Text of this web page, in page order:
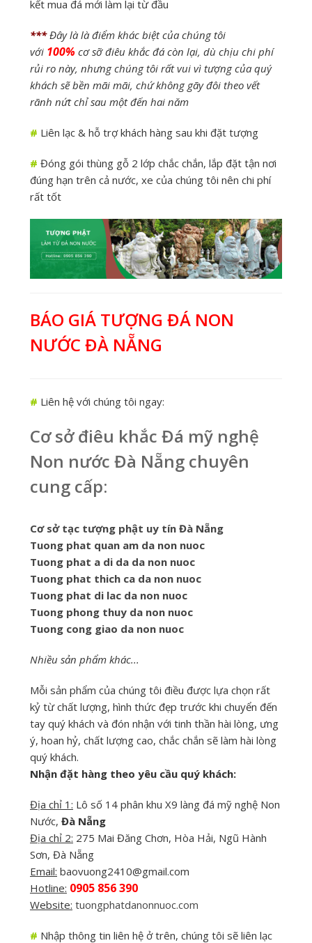
kết mua đá mới làm lại từ đầu
***Đây là là điểm khác biệt của chúng tôi
với 100% cơ sỡ điêu khắc đá còn lại, dù chịu chi phí
rủi ro này, nhưng chúng tôi rất vui vì tượng của quý
khách sẽ bền mãi mãi, chứ không gãy đôi theo vết
rãnh nứt chỉ sau một đến hai năm
# Liên lạc & hỗ trợ khách hàng sau khi đặt tượng
# Đóng gói thùng gỗ 2 lớp chắc chắn, lắp đặt tận nơi
đúng hạn trên cả nước, xe của chúng tôi nên chi phí
rất tốt
BÁO GIÁ TƯỢNG ĐÁ NON
NƯỚC ĐÀ NẴNG
# Liên hệ với chúng tôi ngay:
Cơ sở điêu khắc Đá mỹ nghệ
Non nước Đà Nẵng chuyên
cung cấp:
Cơ sở tạc tượng phật uy tín Đà Nẵng
Tuong phat quan am da non nuoc
Tuong phat a di da da non nuoc
Tuong phat thich ca da non nuoc
Tuong phat di lac da non nuoc
Tuong phong thuy da non nuoc
Tuong cong giao da non nuoc
Nhiều sản phẩm khác...
Mỗi sản phẩm của chúng tôi điều được lựa chọn rất
kỷ từ chất lượng, hình thức đẹp trước khi chuyển đến
tay quý khách và đón nhận với tinh thần hài lòng, ưng
ý, hoan hỷ, chất lượng cao, chắc chắn sẽ làm hài lòng
quý khách.
Nhận đặt hàng theo yêu cầu quý khách:
Địa chỉ 1: Lô số 14 phân khu X9 làng đá mỹ nghệ Non
Nước, Đà Nẵng
Địa chỉ 2: 275 Mai Đăng Chơn, Hòa Hải, Ngũ Hành
Sơn, Đà Nẵng
Email: baovuong2410@gmail.com
Hotline: 0905 856 390
Website: tuongphatdanonnuoc.com
# Nhập thông tin liên hệ ở trên, chúng tôi sẽ liên lạc